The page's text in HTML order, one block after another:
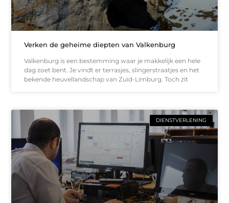
Verken de geheime diepten van Valkenburg
Valkenburg is een bestemming waar je makkelijk een hele
dag zoet bent. Je vindt er terrasjes, slingerstraatjes en het
bekende heuvellandschap van Zuid-Limburg. Toch zit
DIENSTVERLENING